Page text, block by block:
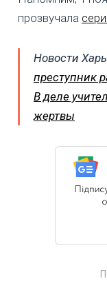
прозвучала
Новости
преступник
В деле
жертвы